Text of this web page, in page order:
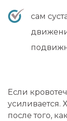
сам
Если
усиливается.
после того,